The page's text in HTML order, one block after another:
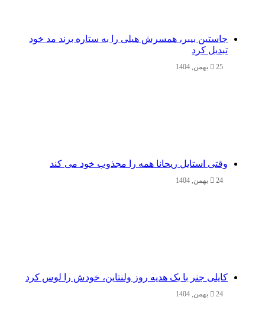
جاستین بیبر، همسرش هیلی را به ستاره برند مد خود
تبدیل کرد
25 بهمن, 1404
وقتی استایل ریحانا همه را مجذوب خود می‌ کند
24 بهمن, 1404
کایلی جنر با یک هدیه روز ولنتاین، خودش را لوس کرد
24 بهمن, 1404